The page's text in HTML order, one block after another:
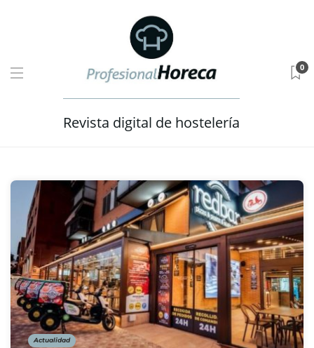
Revista digital de hostelería
0
Actualidad